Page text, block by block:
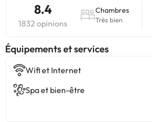
8.4
1832 opinions
Chambres
Très bien
​Équipements et services
Wifi et Internet
Spa et bien-être